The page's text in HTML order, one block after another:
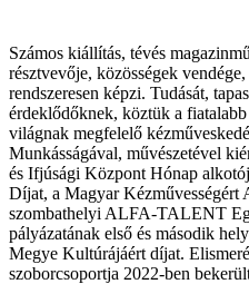
Számos kiállítás, tévés
résztvevője, közösségek
rendszeresen képzi. Tudását,
érdeklődőknek, köztük a
világnak megfelelő
Munkásságával, művészetével
és Ifjúsági Központ Hónap
Díjat, a Magyar Kézművességért
szombathelyi ALFA-TALENT
pályázatának első és második
Megye Kultúrájáért díjat.
szoborcsoportja 2022-ben